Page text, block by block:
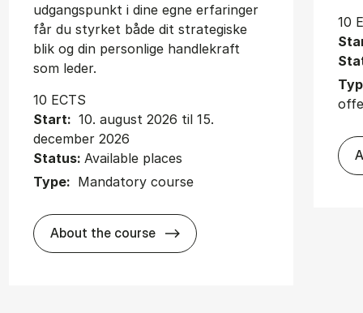
udgangspunkt i dine egne erfaringer
får du styrket både dit strategiske
blik og din personlige handlekraft
som leder.
10 ECTS
Start: 10. august 2026 til 15.
december 2026
Status: Available places
Type: Mandatory course
About the course about
10